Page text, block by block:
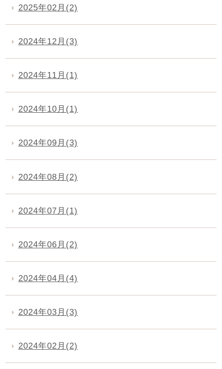
2025年02月(2)
2024年12月(3)
2024年11月(1)
2024年10月(1)
2024年09月(3)
2024年08月(2)
2024年07月(1)
2024年06月(2)
2024年04月(4)
2024年03月(3)
2024年02月(2)